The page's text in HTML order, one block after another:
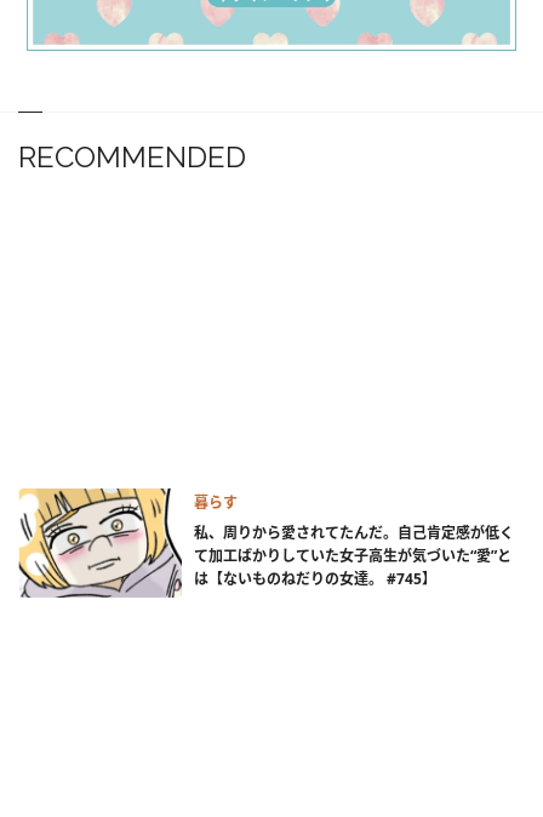
RECOMMENDED
暮らす
私、周りから愛されてたんだ。自己肯定感が低く
て加工ばかりしていた女子高生が気づいた“愛”と
は【ないものねだりの女達。 #745】